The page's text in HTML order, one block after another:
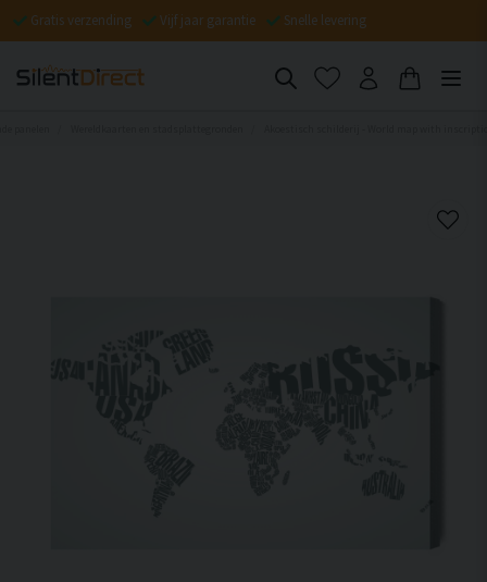
Gratis verzending Vijf jaar garantie Snelle levering